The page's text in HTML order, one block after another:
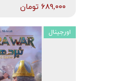
۶۸۹,۰۰۰ تومان
اورجینال